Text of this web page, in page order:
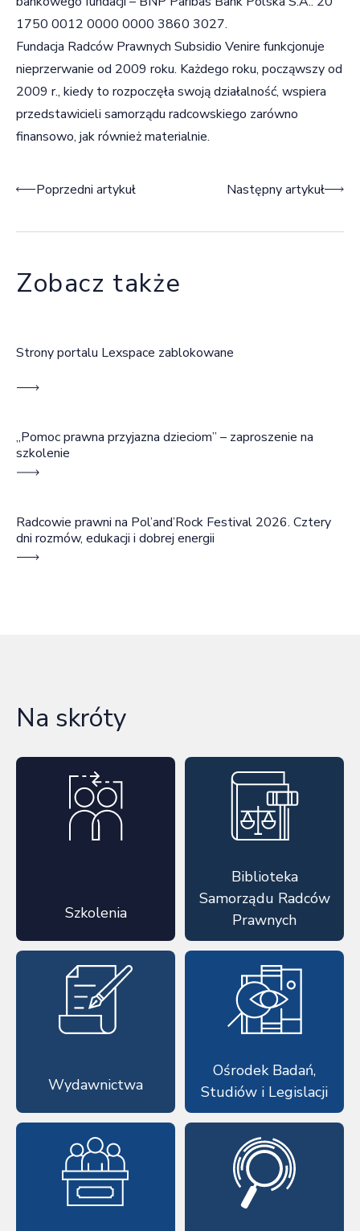
1750 0012 0000 0000 3860 3027.
Fundacja Radców Prawnych Subsidio Venire funkcjonuje
nieprzerwanie od 2009 roku. Każdego roku, począwszy od
2009 r., kiedy to rozpoczęła swoją działalność, wspiera
przedstawicieli samorządu radcowskiego zarówno
finansowo, jak również materialnie.
Nawigacja wpisu
Poprzedni artykuł Następny artykuł
Zobacz także
Strony portalu Lexspace zablokowane
„Pomoc prawna przyjazna dzieciom” – zaproszenie na
szkolenie
Radcowie prawni na Pol’and’Rock Festival 2026. Cztery
dni rozmów, edukacji i dobrej energii
Na skróty
Szkolenia
Biblioteka
Samorządu Radców
Prawnych
Wydawnictwa
Ośrodek Badań,
Studiów i Legislacji